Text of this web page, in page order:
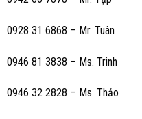
0928 31 6868 – Mr. Tuân
0946 81 3838 – Ms. Trinh
0946 32 2828 – Ms. Thảo